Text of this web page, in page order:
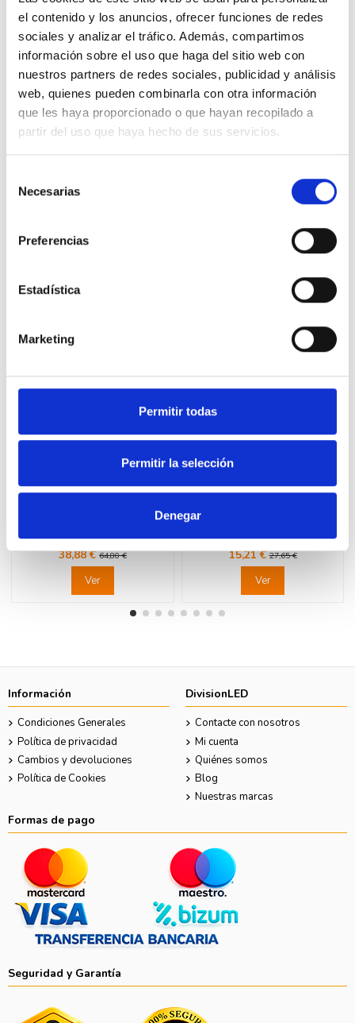
el contenido y los anuncios, ofrecer funciones de redes
sociales y analizar el tráfico. Además, compartimos
información sobre el uso que haga del sitio web con
nuestros partners de redes sociales, publicidad y análisis
web, quienes pueden combinarla con otra información
que les haya proporcionado o que hayan recopilado a
partir del uso que haya hecho de sus servicios.
Necesarias
Preferencias
Estadística
Marketing
Permitir todas
Permitir la selección
Denegar
Descripción
Piloto de balizado Valena Next con leds blancos. Ventana pivotante
prevista para etiquetas impresas. Dos niveles de intensidad (0,2 W o 1
W), blanco. Valena Next, alumbrado de zócalo y escaleras. Mecanismos
con soporte metálico, montaje con garras o tornillos, se suministran con
Detalles del producto
Comentarios
Fuera de stock
LEGRAND 741382 Zumbador
NEXT
38,88 €64,80 €
Ver
Fuera de stock
LEGRAND 741489 Pulsador
LEGRAND VALENA NEXT
15,21 €27,65 €
Ver
Información
Condiciones Generales
Política de privacidad
Cambios y devoluciones
Política de Cookies
DivisionLED
Contacte con nosotros
Mi cuenta
Quiénes somos
Blog
Nuestras marcas
Formas de pago
Seguridad y Garantía